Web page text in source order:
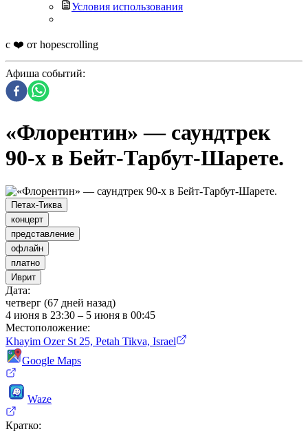
Условия использования
с ❤️ от hopescrolling
Афиша событий:
«Флорентин» — саундтрек
90-х в Бейт-Тарбут-Шарете.
Петах-Тиква
концерт
представление
офлайн
платно
Иврит
Дата:
четверг (67 дней назад)
4 июня в 23:30 – 5 июня в 00:45
Местоположение:
Khayim Ozer St 25, Petah Tikva, Israel
Google Maps
Waze
Кратко: